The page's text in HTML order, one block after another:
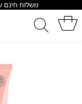
משלוח חינם עד